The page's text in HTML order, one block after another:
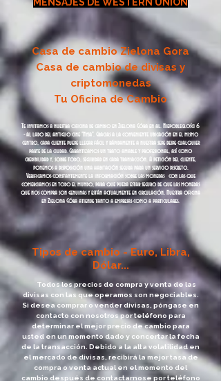
Casa de cambio Zielona Gora
Casa de cambio de divisas y
criptomonedas
Tu Oficina de Cambio
Te invitamos a nuestra oficina de cambio en Zielona Góra en al. Niepodległości 6
- al lado del antiguo cine "Nysa". Gracias a la conveniente ubicación en el mismo
centro, cada cliente puede llegar fácil y rápidamente a nuestra sede desde cualquier
parte de la ciudad. Garantizamos un trato amable y profesional, así como
credibilidad y, sobre todo, seguridad en cada transacción. A petición del cliente,
ponemos a disposición una habitación segura para un servicio discreto.
Verificamos constantemente la información sobre las monedas con las que
comerciamos en todo el mundo, para que pueda estar seguro de que las monedas
que nos compra son genuinas y están actualmente en circulación. Nuestra oficina
en Zielona Góra atiende tanto a empresas como a particulares.
Tipos de cambio - Euro, Libra,
Dólar...
Todos los precios de compra y venta de las
divisas con las que operamos son negociables.
Si desea comprar o vender divisas, póngase en
contacto con nosotros por teléfono para
determinar el mejor precio de cambio para
usted en un momento dado y concertar la fecha
de la transacción. Debido a la alta volatilidad en
el mercado de divisas, recibirá la mejor tasa de
compra o venta actual en el momento del
cambio después de contactarnose por teléfono